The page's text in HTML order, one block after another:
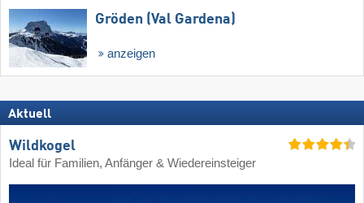
Gröden (Val Gardena)
anzeigen
Aktuell
Wildkogel
Ideal für Familien, Anfänger & Wiedereinsteiger